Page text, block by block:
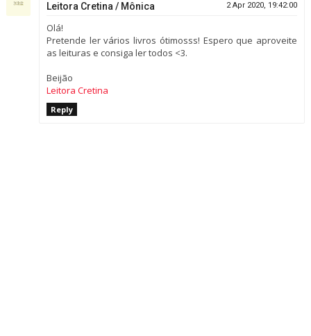
Leitora Cretina / Mônica 2 Apr 2020, 19:42:00
Olá!
Pretende ler vários livros ótimosss! Espero que aproveite
as leituras e consiga ler todos <3.
Beijão
Leitora Cretina
Reply